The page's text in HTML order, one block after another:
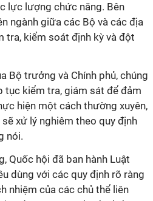
lực lượng chức năng. Bên
ngành giữa các Bộ và các địa
tra, kiểm soát định kỳ và đột
Bộ trưởng và Chính phủ, chúng
tục kiểm tra, giám sát để đảm
hiện một cách thường xuyên,
xử lý nghiêm theo quy định
nói.
Quốc hội đã ban hành Luật
dùng với các quy định rõ ràng
nhiệm của các chủ thể liên